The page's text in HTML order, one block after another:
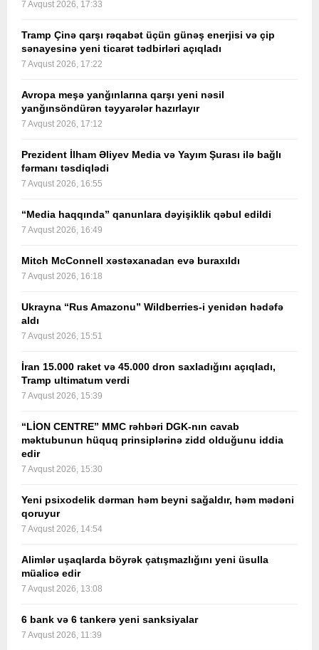
7 Avqust 2026, 17:33
Tramp Çinə qarşı rəqabət üçün günəş enerjisi və çip
sənayesinə yeni ticarət tədbirləri açıqladı
7 Avqust 2026, 17:22
Avropa meşə yanğınlarına qarşı yeni nəsil
yanğınsöndürən təyyarələr hazırlayır
7 Avqust 2026, 17:12
Prezident İlham Əliyev Media və Yayım Şurası ilə bağlı
fərmanı təsdiqlədi
7 Avqust 2026, 16:55
“Media haqqında” qanunlara dəyişiklik qəbul edildi
7 Avqust 2026, 16:49
Mitch McConnell xəstəxanadan evə buraxıldı
7 Avqust 2026, 16:18
Ukrayna “Rus Amazonu” Wildberries-i yenidən hədəfə
aldı
7 Avqust 2026, 15:51
İran 15.000 raket və 45.000 dron saxladığını açıqladı,
Tramp ultimatum verdi
7 Avqust 2026, 15:39
“LİON CENTRE” MMC rəhbəri DGK-nın cavab
məktubunun hüquq prinsiplərinə zidd olduğunu iddia
edir
7 Avqust 2026, 15:30
Yeni psixodelik dərman həm beyni sağaldır, həm mədəni
qoruyur
7 Avqust 2026, 14:54
Alimlər uşaqlarda böyrək çatışmazlığını yeni üsulla
müalicə edir
7 Avqust 2026, 13:08
6 bank və 6 tankerə yeni sanksiyalar
7 Avqust 2026, 11:39